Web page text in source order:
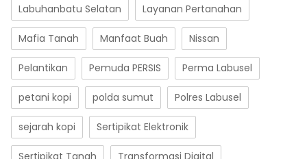
Labuhanbatu Selatan Layanan Pertanahan
Mafia Tanah Manfaat Buah Nissan
Pelantikan Pemuda PERSIS Perma Labusel
petani kopi polda sumut Polres Labusel
sejarah kopi Sertipikat Elektronik
Sertipikat Tanah Transformasi Digital